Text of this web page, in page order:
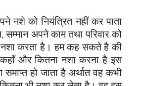
नशे को नियंत्रित नहीं कर पाता
अपने काम तथा परिवार को
नशा करता है। हम कह सकते है की
और कितना नशा करना है इस
समाप्त हो जाता है अर्थात वह कभी